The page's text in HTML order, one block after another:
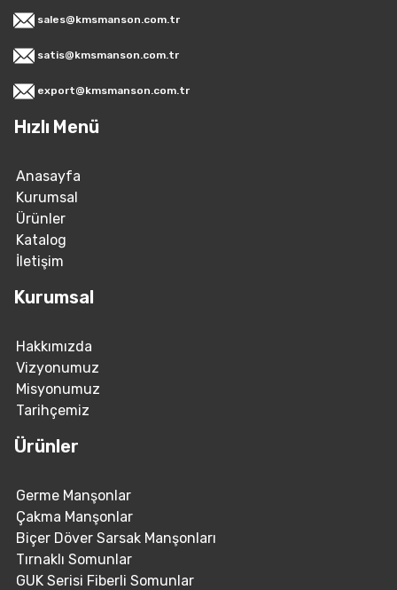
sales@kmsmanson.com.tr
satis@kmsmanson.com.tr
export@kmsmanson.com.tr
Hızlı Menü
Anasayfa
Kurumsal
Ürünler
Katalog
İletişim
Kurumsal
Hakkımızda
Vizyonumuz
Misyonumuz
Tarihçemiz
Ürünler
Germe Manşonlar
Çakma Manşonlar
Biçer Döver Sarsak Manşonları
Tırnaklı Somunlar
GUK Serisi Fiberli Somunlar